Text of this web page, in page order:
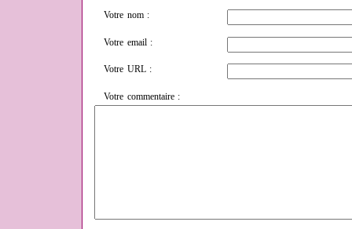
Votre nom :
Votre email :
Votre URL :
Votre commentaire :